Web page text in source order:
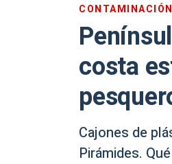
costa
Cajones de
Pirámides.